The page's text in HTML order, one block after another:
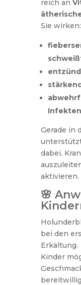
reich an
Sie wirken:
Infekten
Gerade in
dabei,
aktivieren.
🌸
bei den
Erkältung.
Kinder